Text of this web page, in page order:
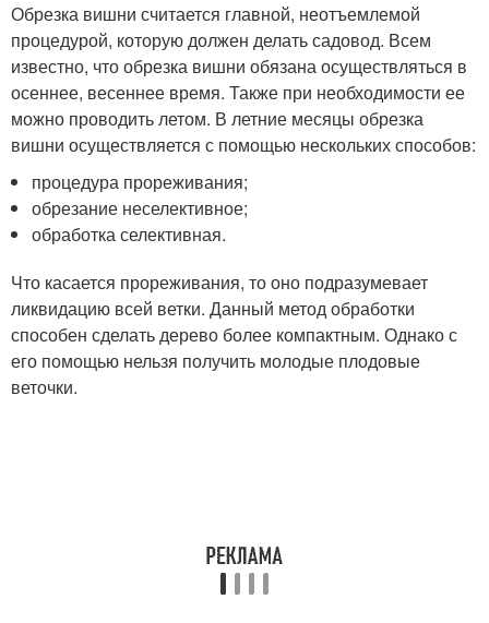
Обрезка вишни считается главной, неотъемлемой
процедурой, которую должен делать садовод. Всем
известно, что обрезка вишни обязана осуществляться в
осеннее, весеннее время. Также при необходимости ее
можно проводить летом. В летние месяцы обрезка
вишни осуществляется с помощью нескольких способов:
процедура прореживания;
обрезание неселективное;
обработка селективная.
Что касается прореживания, то оно подразумевает
ликвидацию всей ветки. Данный метод обработки
способен сделать дерево более компактным. Однако с
его помощью нельзя получить молодые плодовые
веточки.